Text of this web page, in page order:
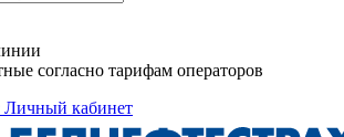
согласно тарифам операторов
Личный кабинет